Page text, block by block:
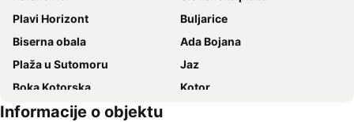
Plavi Horizont
Buljarice
Biserna obala
Ada Bojana
Plaža u Sutomoru
Jaz
Boka Kotorska
Kotor
Ženska plaža
Informacije o objektu